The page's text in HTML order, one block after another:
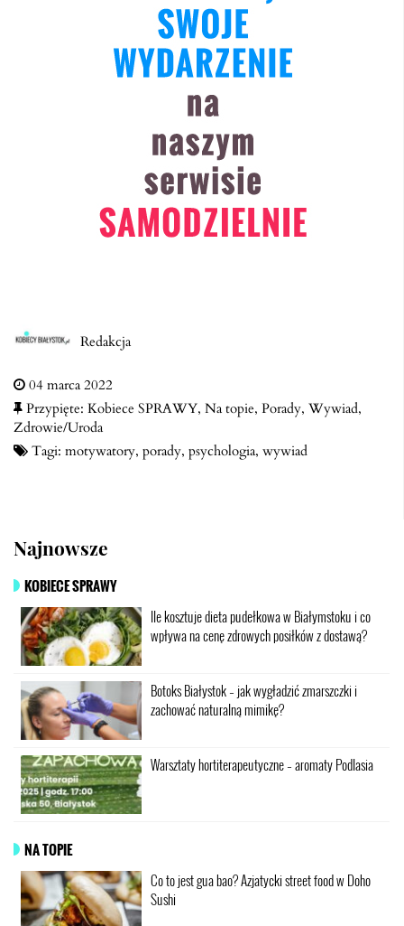
Redakcja
04 marca 2022
Przypięte: Kobiece SPRAWY, Na topie, Porady, Wywiad,
Zdrowie/Uroda
Tagi: motywatory, porady, psychologia, wywiad
Najnowsze
KOBIECE SPRAWY
Ile kosztuje dieta pudełkowa w Białymstoku i co
wpływa na cenę zdrowych posiłków z dostawą?
Botoks Białystok – jak wygładzić zmarszczki i
zachować naturalną mimikę?
Warsztaty hortiterapeutyczne – aromaty Podlasia
NA TOPIE
Co to jest gua bao? Azjatycki street food w Doho
Sushi